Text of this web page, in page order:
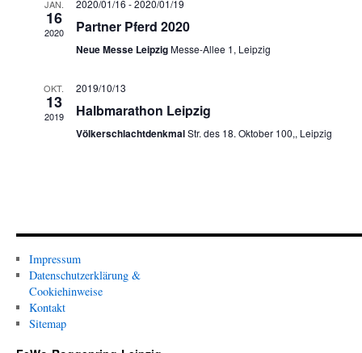
JAN.
16
2020
2020/01/16 -2020/01/19
Partner Pferd 2020
Neue Messe LeipzigMesse-Allee 1, Leipzig
OKT.
13
2019
2019/10/13
Halbmarathon Leipzig
VölkerschlachtdenkmalStr. des 18. Oktober 100,, Leipzig
Impressum
Datenschutzerklärung &
Cookiehinweise
Kontakt
Sitemap